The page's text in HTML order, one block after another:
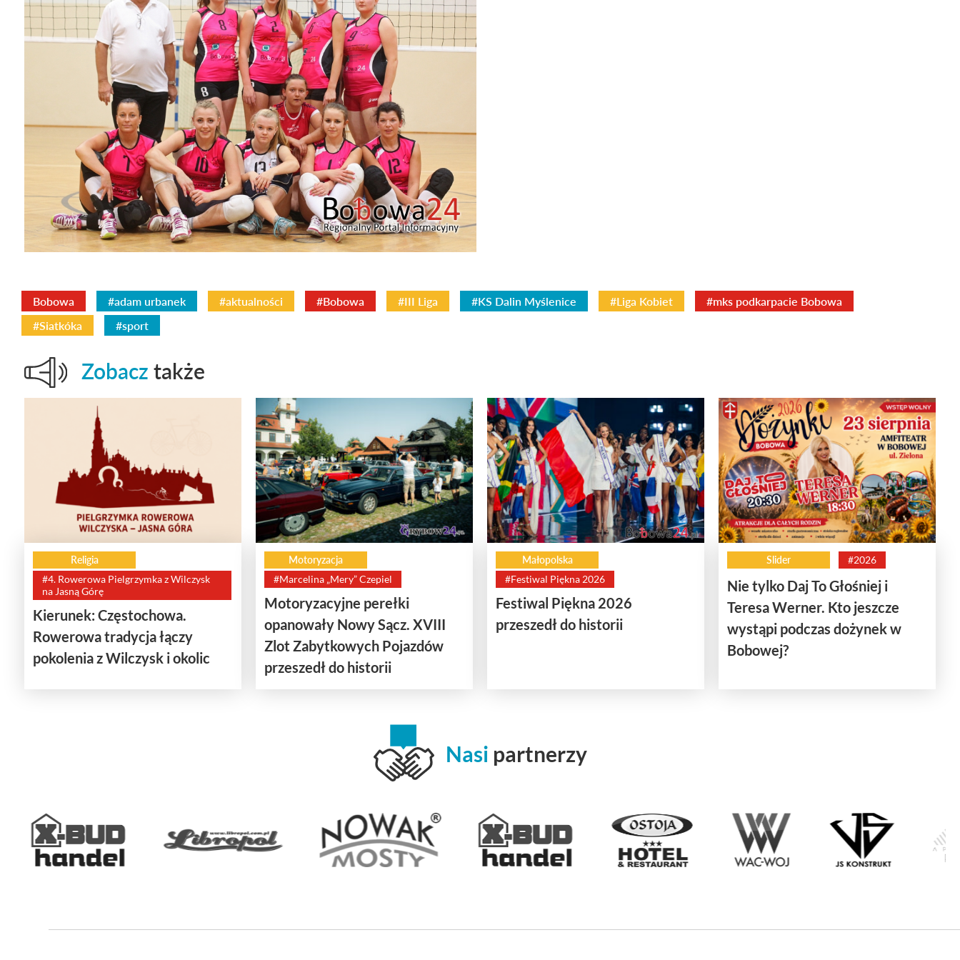
Bobowa #adam urbanek #aktualności #Bobowa #III Liga #KS Dalin Myślenice #Liga Kobiet
#mks podkarpacie Bobowa
#Siatkóka
#sport
Zobacz także
Religia
#4. Rowerowa Pielgrzymka z Wilczysk
na Jasną Górę
Kierunek: Częstochowa.
Rowerowa tradycja łączy
pokolenia z Wilczysk i okolic
Motoryzacja
#Marcelina „Mery” Czepiel
Motoryzacyjne perełki
opanowały Nowy Sącz. XVIII
Zlot Zabytkowych Pojazdów
przeszedł do historii
Małopolska
#Festiwal Piękna 2026
Festiwal Piękna 2026
przeszedł do historii
Slider #2026
Nie tylko Daj To Głośniej i
Teresa Werner. Kto jeszcze
wystąpi podczas dożynek w
Bobowej?
Nasi partnerzy